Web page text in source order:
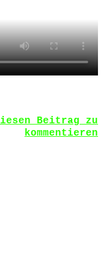
Beitrag zu
kommentieren